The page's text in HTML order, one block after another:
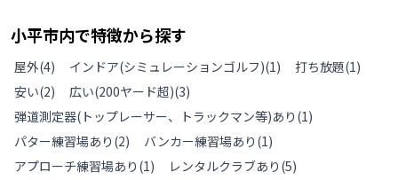
小平市内で特徴から探す
屋外(4) インドア(シミュレーションゴルフ)(1) 打ち放題(1)
安い(2) 広い(200ヤード超)(3)
弾道測定器(トップレーサー、トラックマン等)あり (1)
パター練習場あり (2) バンカー練習場あり (1)
アプローチ練習場あり (1) レンタルクラブあり (5)